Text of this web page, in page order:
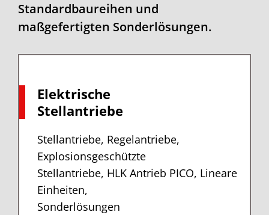
Standardbaureihen und
maßgefertigten Sonderlösungen.
Elektrische
Stellantriebe
Stellantriebe, Regelantriebe,
Explosionsgeschützte
Stellantriebe, HLK Antrieb PICO, Lineare
Einheiten,
Sonderlösungen